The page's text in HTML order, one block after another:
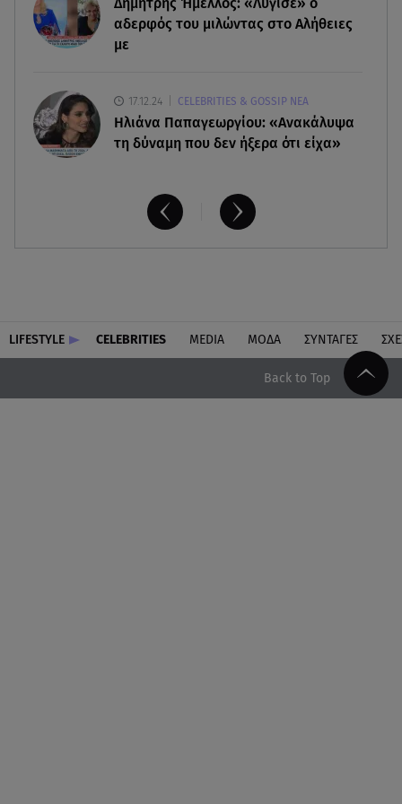
αδερφός του μιλώντας στο Αλήθειες
με
17.12.24 CELEBRITIES & GOSSIP ΝΕΑ
Ηλιάνα Παπαγεωργίου: «Ανακάλυψα
τη δύναμη που δεν ήξερα ότι είχα»
LIFESTYLE CELEBRITIES MEDIA ΜΟΔΑ ΣΥΝΤΑΓΕΣ
Back to Top